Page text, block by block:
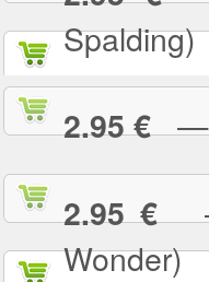
Spalding)
2.95 €— I
2.95 €—
Wonder)